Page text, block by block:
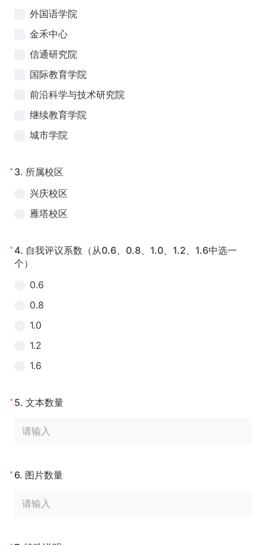
外国语学院
金禾中心
信通研究院
国际教育学院
前沿科学与技术研究院
继续教育学院
城市学院
* 3. 所属校区
兴庆校区
雁塔校区
* 4. 自我评议系数（从0.6、0.8、1.0、1.2、1.6中选一
个）
0.6
0.8
1.0
1.2
1.6
* 5. 文本数量
* 6. 图片数量